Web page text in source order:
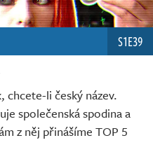
S1E39
chcete-li český název.
společenská spodina a
z něj přinášíme TOP 5